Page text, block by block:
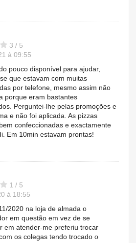
3 / 5
à 09:55
pouco disponível para ajudar,
que estavam com muitas
por telefone, mesmo assim não
porque eram bastantes
Perguntei-lhe pelas promoções e
e não foi aplicada. As pizzas
confeccionadas e exactamente
Em 10min estavam prontas!
1 / 5
à 18:55
2020 na loja de almada o
em questão em vez de se
em atender-me preferiu trocar
os colegas tendo trocado o